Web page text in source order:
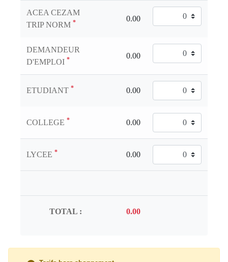
ACEA CEZAM
TRIP NORM *
DEMANDEUR
D'EMPLOI *
ETUDIANT *
COLLEGE *
LYCEE *
TOTAL :